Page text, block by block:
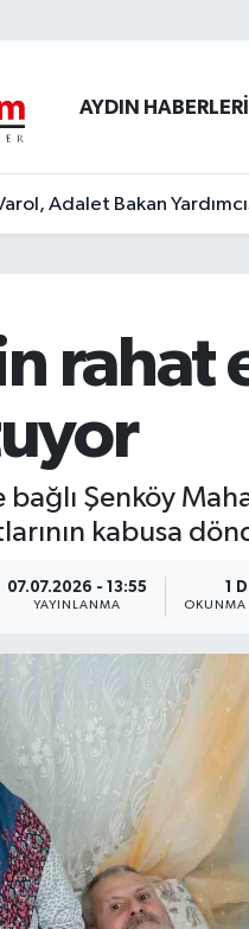
AYDIN HABERLERİ
Adalet Bakan
rahat
bağlı Şenköy
kabusa
07.07.2026 - 13:55
YAYINLANMA
1
OKUNMA